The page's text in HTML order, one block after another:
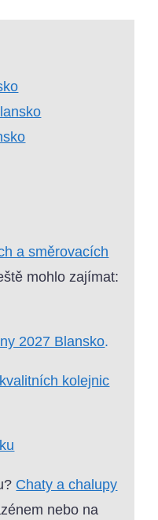
a směrovacích
mohlo zajímat:
2027 Blansko.
kvalitních kolejnic
Chaty a chalupy
nebo na